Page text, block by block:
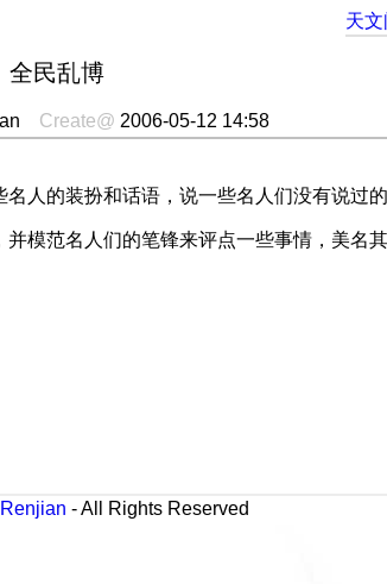
天
全民乱博
Create@ 2006-05-12 14:58
人的装扮和话语，说一些名人们没有说过
模范名人们的笔锋来评点一些事情，美名
- All Rights Reserved